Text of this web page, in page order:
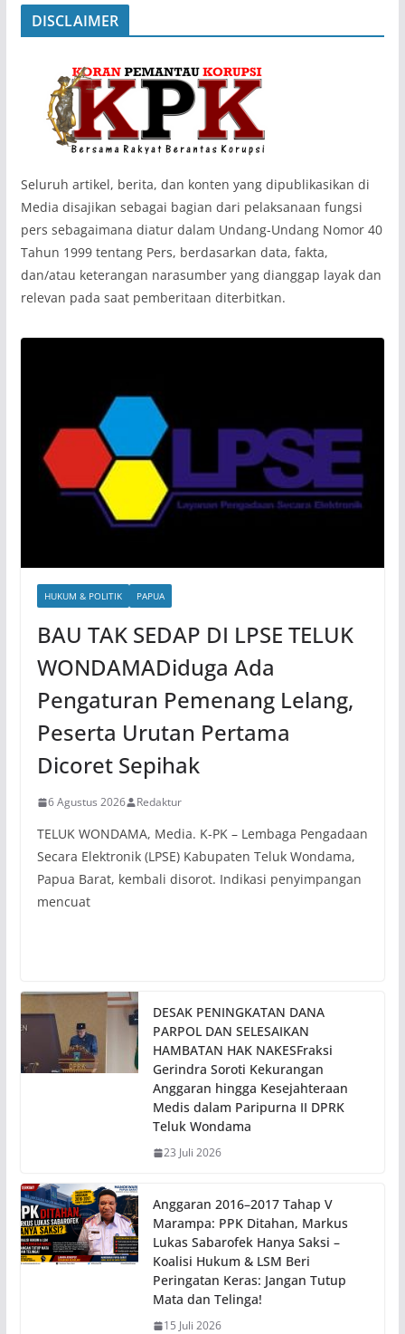
DISCLAIMER
‎Seluruh artikel, berita, dan konten yang dipublikasikan di
Media disajikan sebagai bagian dari pelaksanaan fungsi
pers sebagaimana diatur dalam Undang-Undang Nomor 40
Tahun 1999 tentang Pers, berdasarkan data, fakta,
dan/atau keterangan narasumber yang dianggap layak dan
relevan pada saat pemberitaan diterbitkan.
HUKUM & POLITIK PAPUA
BAU TAK SEDAP DI LPSE TELUK
WONDAMADiduga Ada
Pengaturan Pemenang Lelang,
Peserta Urutan Pertama
Dicoret Sepihak
6 Agustus 2026 Redaktur
TELUK WONDAMA, Media. K-PK – Lembaga Pengadaan
Secara Elektronik (LPSE) Kabupaten Teluk Wondama,
Papua Barat, kembali disorot. Indikasi penyimpangan
mencuat
DESAK PENINGKATAN DANA
PARPOL DAN SELESAIKAN
HAMBATAN HAK NAKESFraksi
Gerindra Soroti Kekurangan
Anggaran hingga Kesejahteraan
Medis dalam Paripurna II DPRK
Teluk Wondama
23 Juli 2026
Anggaran 2016–2017 Tahap V
Marampa: PPK Ditahan, Markus
Lukas Sabarofek Hanya Saksi –
Koalisi Hukum & LSM Beri
Peringatan Keras: Jangan Tutup
Mata dan Telinga!
15 Juli 2026